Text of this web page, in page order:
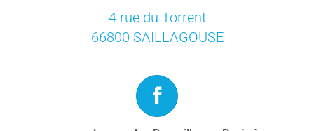
4 rue du Torrent
66800 SAILLAGOUSE